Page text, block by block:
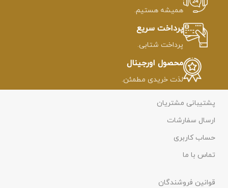
همیشه هستیم.
پرداخت سریع
پرداخت شتابی.
محصول اورجینال
لذت خریدی مطمئن.
پشتیبانی مشتریان
ارسال سفارشات
حساب کاربری
تماس با ما
قوانین فروشندگان